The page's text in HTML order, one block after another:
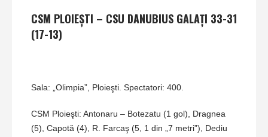
CSM PLOIEŞTI – CSU DANUBIUS GALAŢI 33-31
(17-13)
Sala: „Olimpia”, Ploieşti. Spectatori: 400.
CSM Ploieşti: Antonaru – Botezatu (1 gol), Dragnea
(5), Capotă (4), R. Farcaş (5, 1 din „7 metri”), Dediu